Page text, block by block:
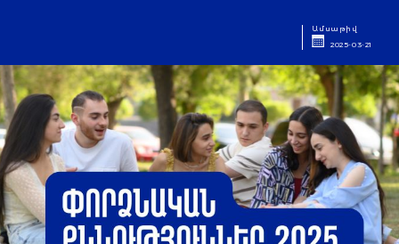
Ամսաթիվ
2025-03-21